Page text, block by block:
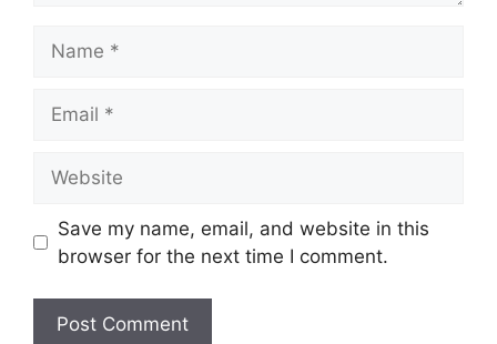
Save my name, email, and website in this
browser for the next time I comment.